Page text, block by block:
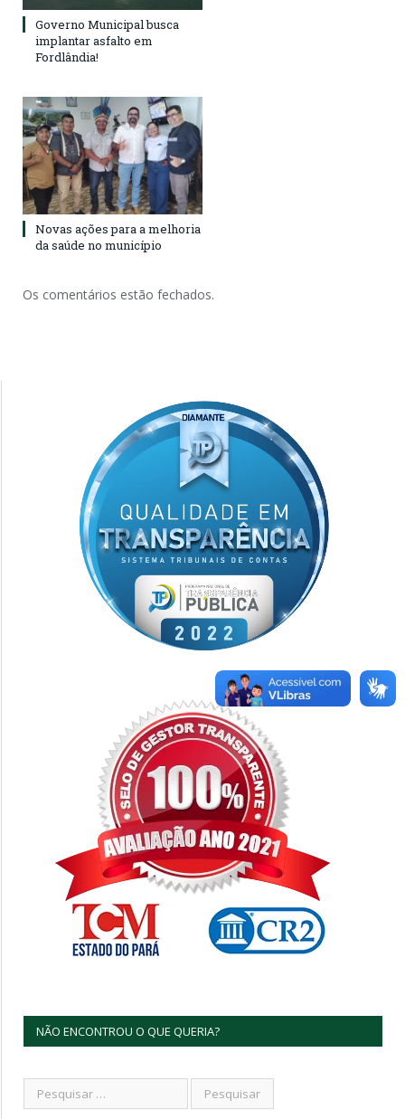
Governo Municipal busca
implantar asfalto em
Fordlândia!
Novas ações para a melhoria
da saúde no município
Os comentários estão fechados.
NÃO ENCONTROU O QUE QUERIA?